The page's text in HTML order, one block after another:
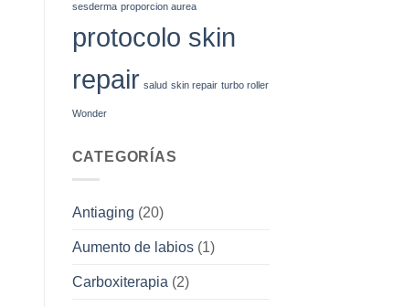
sesderma proporcion aurea
protocolo skin
repair salud skin repair turbo roller
Wonder
CATEGORÍAS
Antiaging (20)
Aumento de labios(1)
Carboxiterapia (2)